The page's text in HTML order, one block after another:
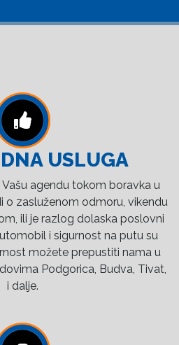
USLUGA
Vašu agendu tokom boravka u
o zasluženom odmoru, vikendu
ili je razlog dolaska poslovni
i sigurnost na putu su
možete prepustiti nama u
Podgorica, Budva, Tivat,
i dalje.